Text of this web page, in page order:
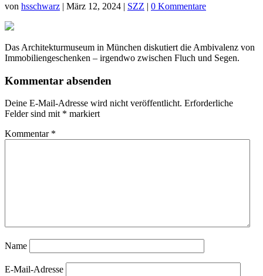
von hsschwarz | März 12, 2024 | SZZ | 0 Kommentare
Das Architekturmuseum in München diskutiert die Ambivalenz von
Immobiliengeschenken – irgendwo zwischen Fluch und Segen.
Kommentar absenden
Deine E-Mail-Adresse wird nicht veröffentlicht. Erforderliche
Felder sind mit * markiert
Kommentar *
Name
E-Mail-Adresse